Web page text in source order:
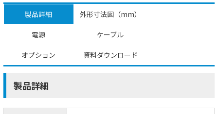
製品詳細 外形寸法図（mm）
電源 ケーブル
オプション 資料ダウンロード
製品詳細